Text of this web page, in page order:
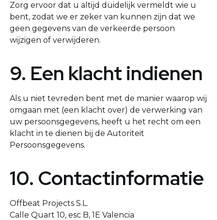
Zorg ervoor dat u altijd duidelijk vermeldt wie u
bent, zodat we er zeker van kunnen zijn dat we
geen gegevens van de verkeerde persoon
wijzigen of verwijderen.
9. Een klacht indienen
Als u niet tevreden bent met de manier waarop wij
omgaan met (een klacht over) de verwerking van
uw persoonsgegevens, heeft u het recht om een
klacht in te dienen bij de Autoriteit
Persoonsgegevens.
10. Contactinformatie
Offbeat Projects S.L.
Calle Quart 10, esc B, 1E Valencia